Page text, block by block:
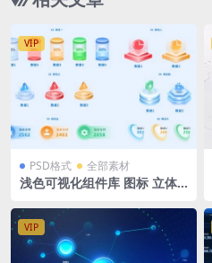
VIP
PSD格式 全部素材
浅色可视化组件库 图标 立体
VIP